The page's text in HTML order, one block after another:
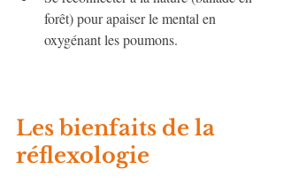
forêt) pour apaiser le mental en
oxygénant les poumons.
Les bienfaits de la
réflexologie